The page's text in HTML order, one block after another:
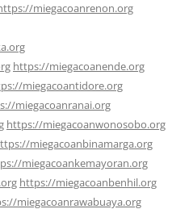
miegacoanrenon.org
https://miegacoanende.org
miegacoantidore.org
miegacoanranai.org
https://miegacoanwonosobo.org
miegacoanbinamarga.org
miegacoankemayoran.org
https://miegacoanbenhil.org
miegacoanrawabuaya.org